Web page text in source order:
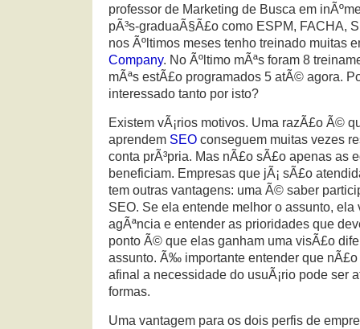
professor de Marketing de Busca em
pÃ³s-graduaÃ§Ã£o como ESPM, FACHA,
nos Ãºltimos meses tenho treinado muitas
Company. No Ãºltimo mÃªs foram 8
mÃªs estÃ£o programados 5 atÃ© agora.
interessado tanto por isto?
Existem vÃ¡rios motivos. Uma razÃ£o Ã©
aprendem SEO conseguem muitas vezes
conta prÃ³pria. Mas nÃ£o sÃ£o apenas as
beneficiam. Empresas que jÃ¡ sÃ£o
tem outras vantagens: uma Ã© saber
SEO. Se ela entende melhor o assunto,
agÃªncia e entender as prioridades que
ponto Ã© que elas ganham uma visÃ£o
assunto. Ã‰ importante entender que
afinal a necessidade do usuÃ¡rio pode ser
formas.
Uma vantagem para os dois perfis de